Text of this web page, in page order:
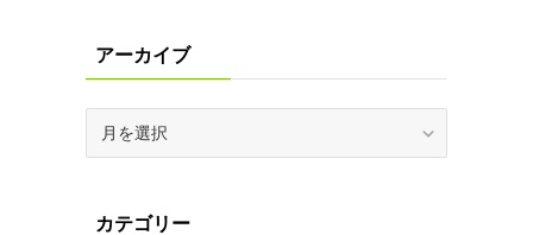
アーカイブ
ブカテゴリー